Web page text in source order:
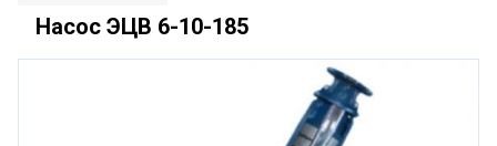
Насос ЭЦВ 6-10-185